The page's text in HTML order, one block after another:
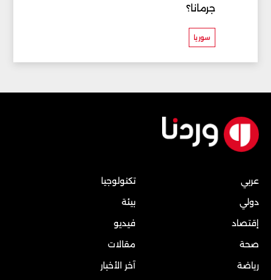
جرمانا؟
سوريا
عربي
دولي
إقتصاد
صحة
رياضة
تكنولوجيا
بيئة
فيديو
مقالات
آخر الأخبار